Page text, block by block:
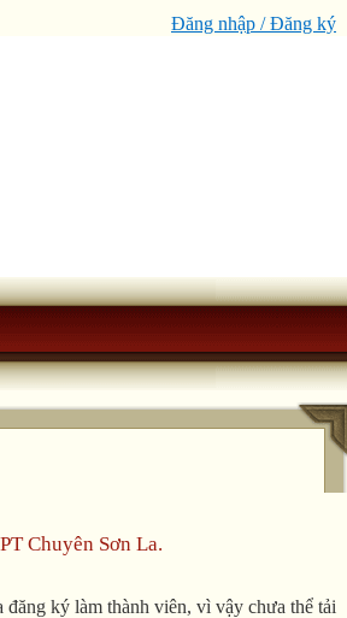
Đăng nhập / Đăng ký
Chuyên Sơn La.
ký làm thành viên, vì vậy chưa thể tải